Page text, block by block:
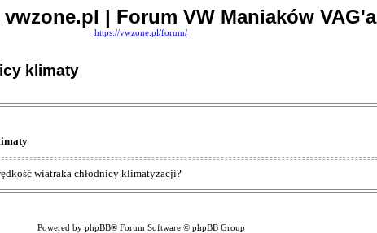
| Forum VW Maniaków VAG'a
https://vwzone.pl/forum/
klimaty
wiatraka chłodnicy klimatyzacji?
Powered by phpBB® Forum Software © phpBB Group